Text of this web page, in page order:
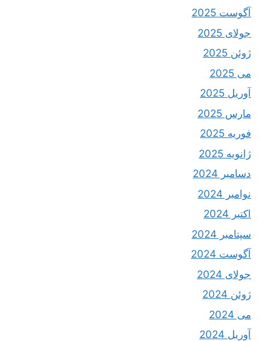
آگوست 2025
جولای 2025
ژوئن 2025
می 2025
آوریل 2025
مارس 2025
فوریه 2025
ژانویه 2025
دسامبر 2024
نوامبر 2024
اکتبر 2024
سپتامبر 2024
آگوست 2024
جولای 2024
ژوئن 2024
می 2024
آوریل 2024